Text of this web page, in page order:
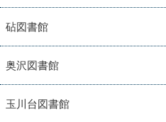
砧図書館
奥沢図書館
玉川台図書館